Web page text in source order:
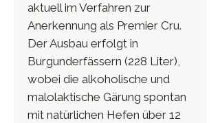
aktuell im Verfahren zur
Anerkennung als Premier Cru.
Der Ausbau erfolgt in
Burgunderfässern (228 Liter),
wobei die alkoholische und
malolaktische Gärung spontan
mit natürlichen Hefen über 12